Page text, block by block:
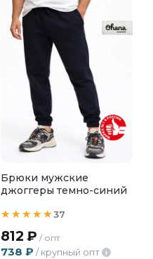
Брюки мужские
джоггеры темно-синий
37
812 ₽ / опт
738 ₽ / крупный опт i